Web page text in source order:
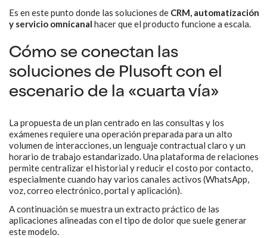
Es en este punto donde las soluciones de CRM, automatización
y servicio omnicanal hacer que el producto funcione a escala.
Cómo se conectan las
soluciones de Plusoft con el
escenario de la «cuarta vía»
La propuesta de un plan centrado en las consultas y los
exámenes requiere una operación preparada para un alto
volumen de interacciones, un lenguaje contractual claro y un
horario de trabajo estandarizado. Una plataforma de relaciones
permite centralizar el historial y reducir el costo por contacto,
especialmente cuando hay varios canales activos (WhatsApp,
voz, correo electrónico, portal y aplicación).
A continuación se muestra un extracto práctico de las
aplicaciones alineadas con el tipo de dolor que suele generar
este modelo.